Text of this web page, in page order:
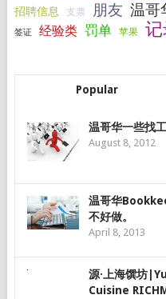
招聘信息
支票 朋友 温哥
签证 经验类 罚单 苹果
Popular
温哥华一些找
August 8, 2012
温哥华
不好做。
April 8, 2013
源·上海馔坊
Cuisine